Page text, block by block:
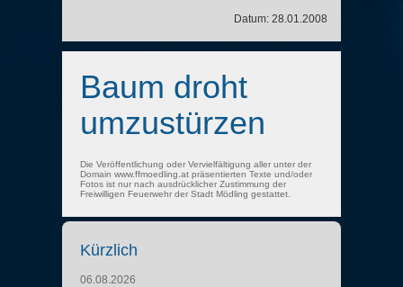
Datum: 28.01.2008
Baum droht
umzustürzen
Die Veröffentlichung oder Vervielfältigung aller unter der
Domain www.ffmoedling.at präsentierten Texte und/oder
Fotos ist nur nach ausdrücklicher Zustimmung der
Freiwilligen Feuerwehr der Stadt Mödling gestattet.
Kürzlich
06.08.2026